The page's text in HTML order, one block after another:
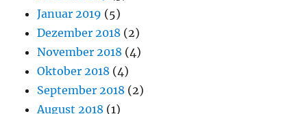
Januar 2019 (5)
Dezember 2018 (2)
November 2018 (4)
Oktober 2018 (4)
September 2018 (2)
August 2018 (1)